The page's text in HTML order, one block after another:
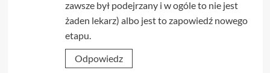
zawsze był podejrzany i w ogóle to nie jest
żaden lekarz) albo jest to zapowiedź nowego
etapu.
Odpowiedz